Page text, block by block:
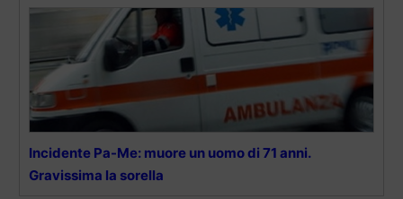
Incidente Pa-Me: muore un uomo di 71 anni.
Gravissima la sorella